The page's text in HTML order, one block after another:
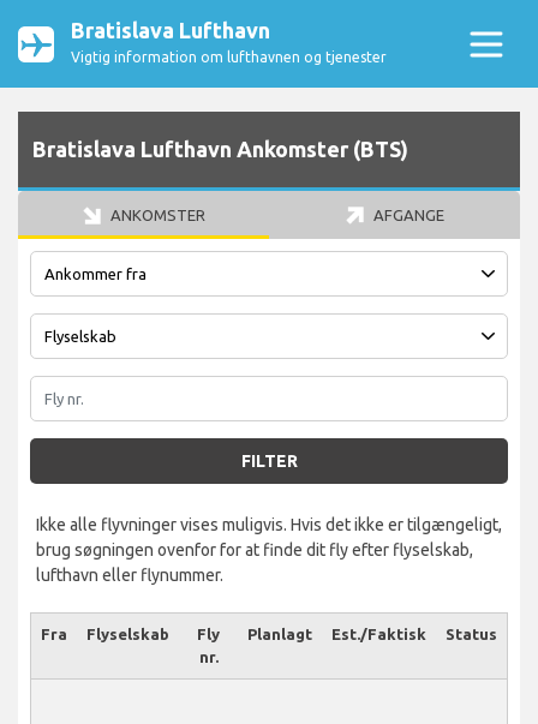
Bratislava Lufthavn
Vigtig information om lufthavnen og tjenester
Bratislava Lufthavn Ankomster (BTS)
ANKOMSTER AFGANGE
FILTER
Ikke alle flyvninger vises muligvis. Hvis det ikke er tilgængeligt,
brug søgningen ovenfor for at finde dit fly efter flyselskab,
lufthavn eller flynummer.
Fra Flyselskab
Fly
nr.
Planlagt Est./Faktisk Status